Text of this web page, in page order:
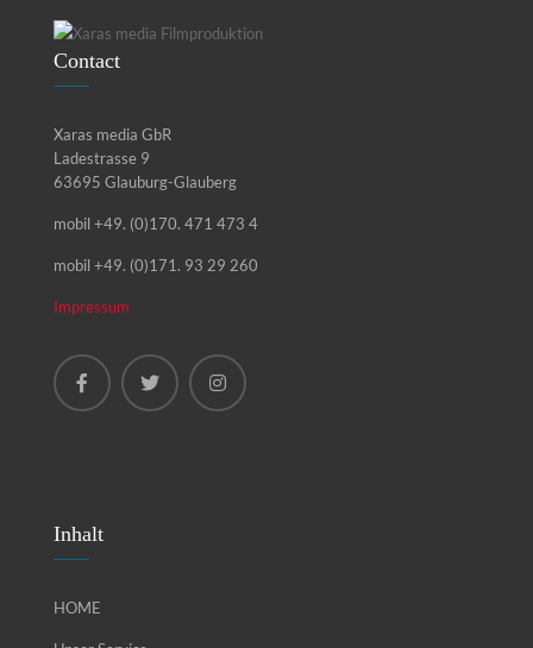
Contact
Xaras media GbR
Ladestrasse 9
63695 Glauburg-Glauberg
mobil +49. (0)170. 471 473 4
mobil +49. (0)171. 93 29 260
Impressum
Inhalt
HOME